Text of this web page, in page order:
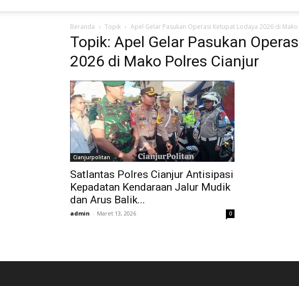
Beranda Topik Apel Gelar Pasukan Operasi Ketupat Lodaya 2026 di
Topik: Apel Gelar Pasukan
2026 di Mako Polres Cianjur
Cianjurpolitan
Satlantas Polres Cianjur Antisipasi
Kepadatan Kendaraan Jalur Mudik
dan Arus Balik...
admin - Maret 13, 2026 0